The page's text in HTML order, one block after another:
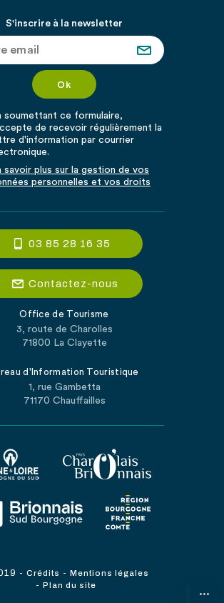
...
S'inscrire à la newsletter
soumettant ce formulaire,
de recevoir régulièrement la
d'information par courrier
savoir plus sur la gestion de vos
personnelles et vos droits
03 85 28 16 35
Contactez-nous
Office de Tourisme
3, route de Charolles
71800 La Clayette
d'Information Touristique
1, rue Gambetta
71170 Chauffailles
- Crédits - Mentions légales
- Plan du site